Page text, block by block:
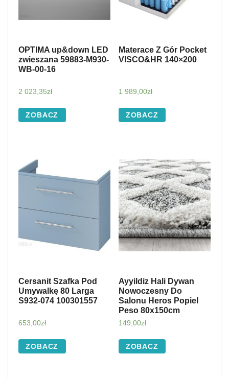
OPTIMA up&down LED
zwieszana 59883-M930-
WB-00-16
2 023,35zł
ZOBACZ
Materace Z Gór Pocket
VISCO&HR 140×200
1 989,00zł
ZOBACZ
Cersanit Szafka Pod
Umywalkę 80 Larga
S932-074 100301557
653,00zł
ZOBACZ
Ayyildiz Hali Dywan
Nowoczesny Do
Salonu Heros Popiel
Peso 80x150cm
149,00zł
ZOBACZ